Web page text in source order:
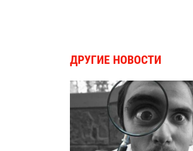
ДРУГИЕ НОВОСТИ